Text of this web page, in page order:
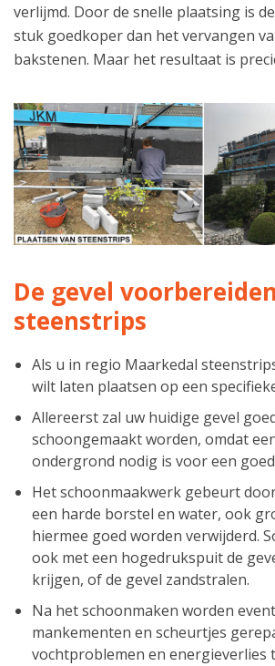
verlijmd. Door de snelle plaatsing is
stuk goedkoper dan het vervangen
bakstenen. Maar het resultaat is
De gevel
steenstrips
Als u in regio Maarkedal
wilt laten plaatsen op een
Allereerst zal uw huidige gevel
schoongemaakt worden, omdat
ondergrond nodig is voor een
Het schoonmaakwerk gebeurt
een harde borstel en water, ook
hiermee goed worden verwijderd.
ook met een hogedrukspuit de
krijgen, of de gevel zandstralen.
Na het schoonmaken worden
mankementen en scheurtjes
vochtproblemen en energieverlies